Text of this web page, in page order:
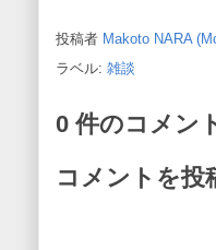
投稿者 Makoto NARA
ラベル: 雑談
0 件のコメン
コメントを投